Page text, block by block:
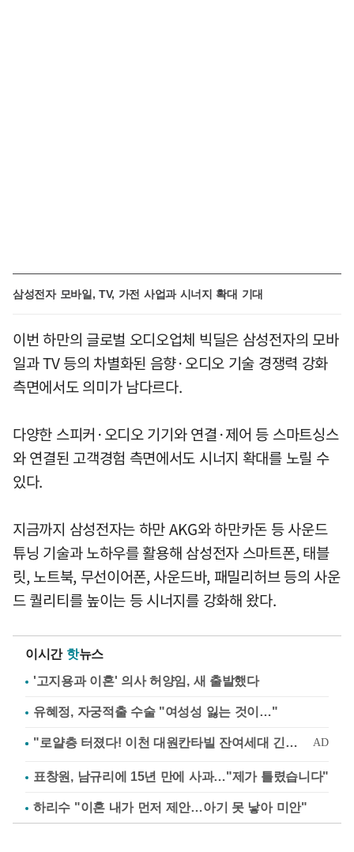
삼성전자 모바일, TV, 가전 사업과 시너지 확대 기대
이번 하만의 글로벌 오디오업체 빅딜은 삼성전자의 모바
일과 TV 등의 차별화된 음향·오디오 기술 경쟁력 강화
측면에서도 의미가 남다르다.
다양한 스피커·오디오 기기와 연결·제어 등 스마트싱스
와 연결된 고객경험 측면에서도 시너지 확대를 노릴 수
있다.
지금까지 삼성전자는 하만 AKG와 하만카돈 등 사운드
튜닝 기술과 노하우를 활용해 삼성전자 스마트폰, 태블
릿, 노트북, 무선이어폰, 사운드바, 패밀리허브 등의 사운
드 퀄리티를 높이는 등 시너지를 강화해 왔다.
이시간 핫뉴스
'고지용과 이혼' 의사 허양임, 새 출발했다
유혜정, 자궁적출 수술 "여성성 잃는 것이…"
표창원, 남규리에 15년 만에 사과…"제가 틀렸습니다"
하리수 "이혼 내가 먼저 제안…아기 못 낳아 미안"